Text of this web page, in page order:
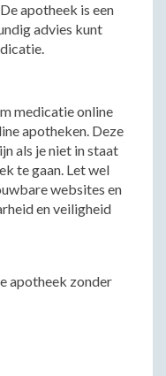
apotheek is een
advies kunt
medicatie online
apotheken. Deze
als je niet in staat
te gaan. Let wel
websites en
en veiligheid